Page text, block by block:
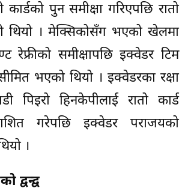
पुन समीक्षा गरिएपछि रातो
थियो । मेक्सिकोसँग भएको खेलमा
रेफ्रीको समीक्षापछि इक्वेडर टिम
भएको थियो । इक्वेडरका रक्षा
पिइरो हिनकेपीलाई रातो कार्ड
गरेपछि इक्वेडर पराजयको
।
द्वन्द्व